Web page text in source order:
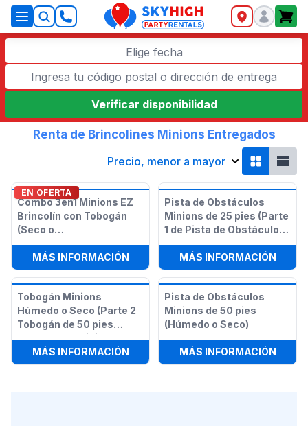
SkyHigh Logo
Elige fecha
Verificar disponibilidad
Renta de Brincolines Minions Entregados
Precio, menor a mayor
EN OFERTA
Combo 3en1 Minions EZ
Brincolín con Tobogán
(Seco o
Húmedo/Acuático)
MÁS INFORMACIÓN: COMBO 3EN1 MINIONS EZ
Pista de Obstáculos
Minions de 25 pies (Parte
1 de Pista de Obstáculos
Minions de 50 pies)
MÁS INFORMACIÓN:
Tobogán Minions
Húmedo o Seco (Parte 2
Tobogán de 50 pies
Obstáculos Minions)
MÁS INFORMACIÓN: TOBOGÁN MINIONS HÚMEDO O
Pista de Obstáculos
Minions de 50 pies
(Húmedo o Seco)
MÁS INFORMACIÓN: